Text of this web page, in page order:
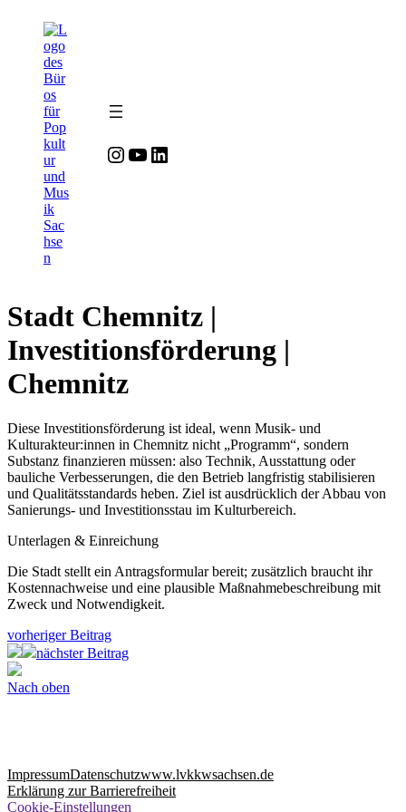
springen
Instagram YouTube LinkedIn
Stadt Chemnitz |
Investitionsförderung |
Chemnitz
Diese Investitionsförderung ist ideal, wenn Musik- und
Kulturakteur:innen in Chemnitz nicht „Programm“, sondern
Substanz finanzieren müssen: also Technik, Ausstattung oder
bauliche Verbesserungen, die den Betrieb langfristig stabilisieren
und Qualitätsstandards heben. Ziel ist ausdrücklich der Abbau von
Sanierungs- und Investitionsstau im Kulturbereich.
Unterlagen & Einreichung
Die Stadt stellt ein Antragsformular bereit; zusätzlich braucht ihr
Kostennachweise und eine plausible Maßnahmebeschreibung mit
Zweck und Notwendigkeit.
vorheriger Beitrag
nächster Beitrag
Nach oben
ImpressumDatenschutzwww.lvkkwsachsen.de
Erklärung zur Barrierefreiheit
Cookie-Einstellungen